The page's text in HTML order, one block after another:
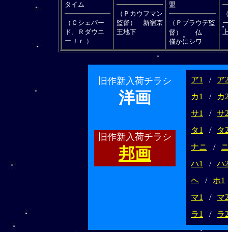
タイム
（Ｃシェパー
ド、Ｒダウニ
ーＪｒ.）
（Ｐカウフマン
監督） 新宿京
王地下
盟
（Ｐブラウデ監
督） 仏
僅かにシワ
旧作新入荷チラシ
洋画
旧作新入荷チラシ
邦画
ア1 /
ア
カ1
/
カ
サ1
/
サ
タ1
/
タ
ナニ
/
ハ1
/
ハ
ヘ
/
ホ1
マ1
/
マ
ラ1
/ ラ